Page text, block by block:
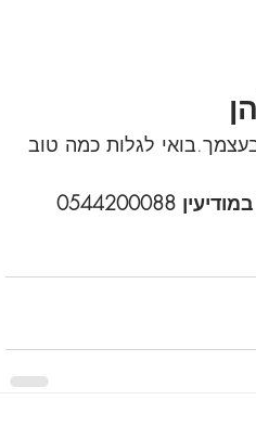
לגלות כמה טוב